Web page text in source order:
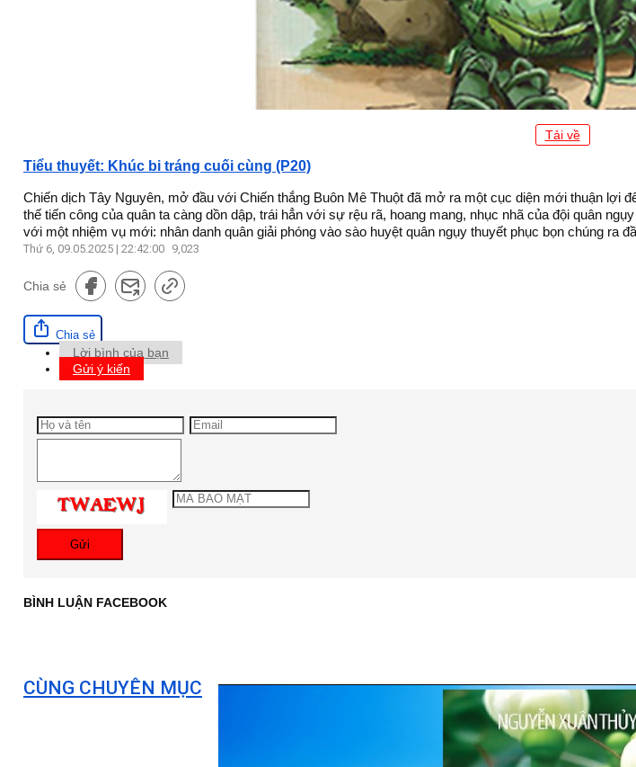
Tải về
Tiểu thuyết: Khúc bi tráng cuối cùng (P20)
Chiến dịch Tây Nguyên, mở đầu với Chiến thắng Buôn Mê Thuột đã mở ra một cục diện mới thuận lợi
thế tiến công của quân ta càng dồn dập, trái hẳn với sự rệu rã, hoang mang, nhục nhã của đội quân
với một nhiệm vụ mới: nhân danh quân giải phóng vào sào huyệt quân ngụy thuyết phục bọn chúng ra
Thứ 6, 09.05.2025 | 22:42:00 9,023
Chia sẻ
Chia sẻ
Lời bình của bạn
Gửi ý kiến
Gửi
BÌNH LUẬN FACEBOOK
CÙNG CHUYÊN MỤC